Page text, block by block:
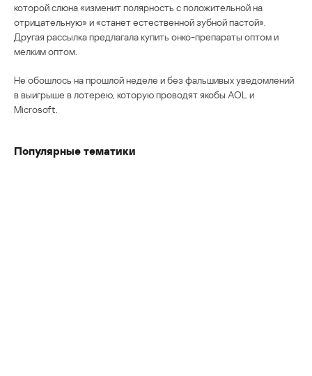
которой слюна «изменит полярность с положительной на
отрицательную» и «станет естественной зубной пастой».
Другая рассылка предлагала купить онко-препараты оптом и
мелким оптом.
Не обошлось на прошлой неделе и без фальшивых уведомлений
в выигрыше в лотерею, которую проводят якобы AOL и
Microsoft.
Популярные тематики